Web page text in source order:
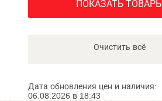
ПОКАЗАТЬ ТОВАРЫ
Очистить всё
Дата обновления цен и наличия:
06.08.2026 в 18:43